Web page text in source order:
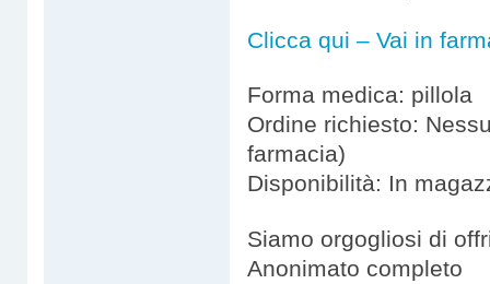
Clicca qui – Vai in
Forma medica: pillola
Ordine richiesto:
farmacia)
Disponibilità: In
Siamo orgogliosi di
Anonimato completo